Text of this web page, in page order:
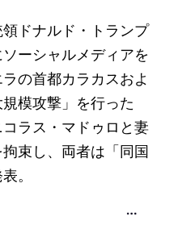
ドナルド・トランプ
ーシャルメディアを
の首都カラカスおよ
模攻撃」を行った
ラス・マドゥロと妻
束し、両者は「同国
。